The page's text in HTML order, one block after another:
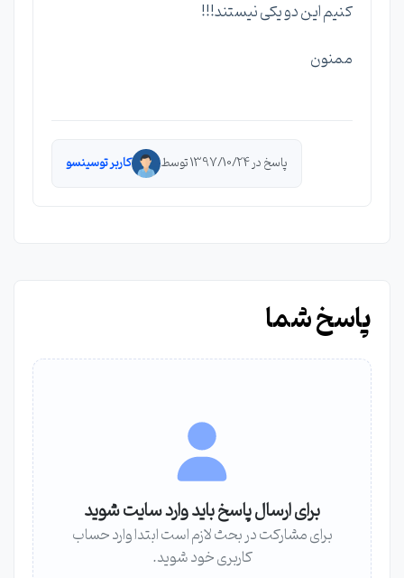
کنیم این دو یکی نیستند!!!
ممنون
پاسخ در 1397/10/24 توسط کاربر توسینسو
پاسخ شما
برای ارسال پاسخ باید وارد سایت شوید
برای مشارکت در بحث لازم است ابتدا وارد حساب
کاربری خود شوید.